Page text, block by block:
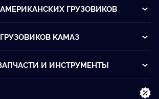
ГРУЗОВИКОВ
KАМАЗ
И ИНСТРУМЕНТЫ